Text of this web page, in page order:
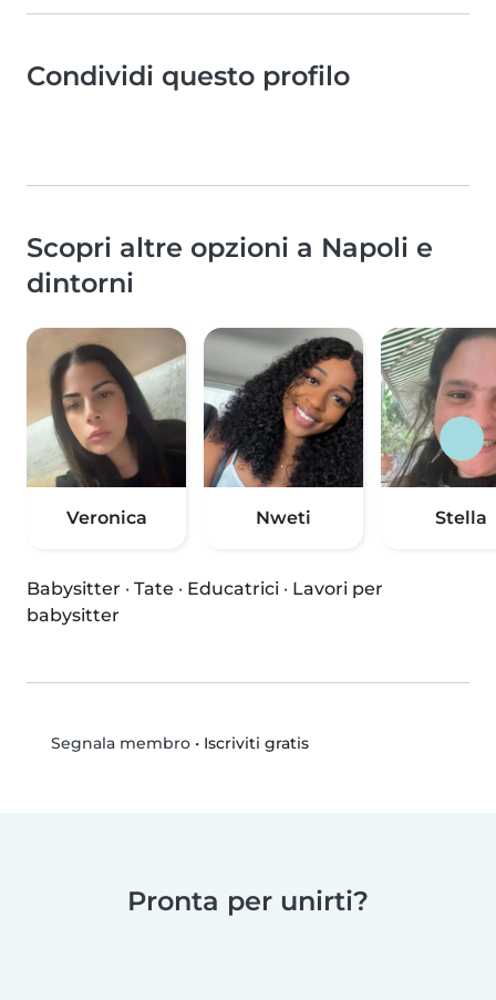
Condividi questo profilo
Scopri altre opzioni a Napoli e
dintorni
Veronica Nweti Stella
Babysitter · Tate · Educatrici · Lavori per
babysitter
Segnala membro• Iscriviti gratis
Pronta per unirti?